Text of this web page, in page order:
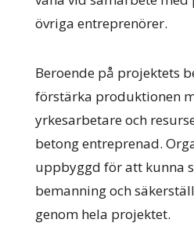
övriga entreprenörer.
Beroende på projektets
förstärka produktionen
yrkesarbetare och
betong entreprenad.
uppbyggd för att kunna
bemanning och
genom hela projektet.